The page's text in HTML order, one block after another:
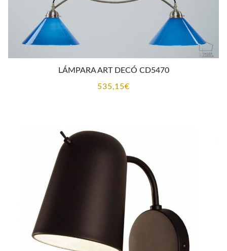
LÁMPARA ART DECÓ CD5470
535,15€